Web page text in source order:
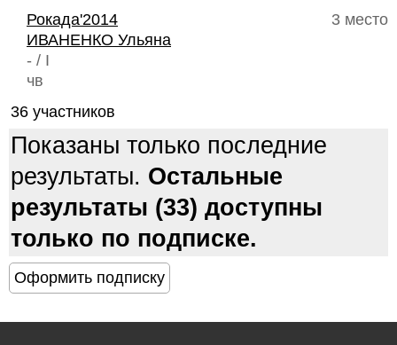
3 место
Рокада'2014
ИВАНЕНКО Ульяна
- / I
чв
36 участников
Показаны только последние
результаты. Остальные
результаты (33) доступны
только по подписке.